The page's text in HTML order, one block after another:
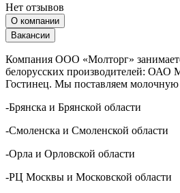
Нет отзывов
О компании
Вакансии
Компания ООО «Молторг»
белорусских производителей: ОАО
Гостинец. Мы поставляем
-Брянска и Брянской области
-Смоленска и Смоленской области
-Орла и Орловской области
-РЦ Москвы и Московской области